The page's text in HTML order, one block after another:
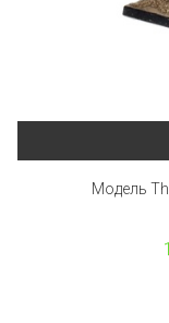
Модель
1